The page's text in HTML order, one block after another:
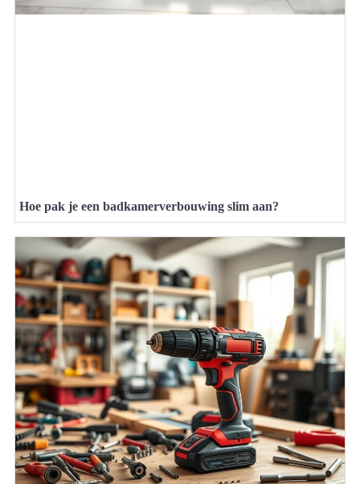
Hoe pak je een badkamerverbouwing slim aan?